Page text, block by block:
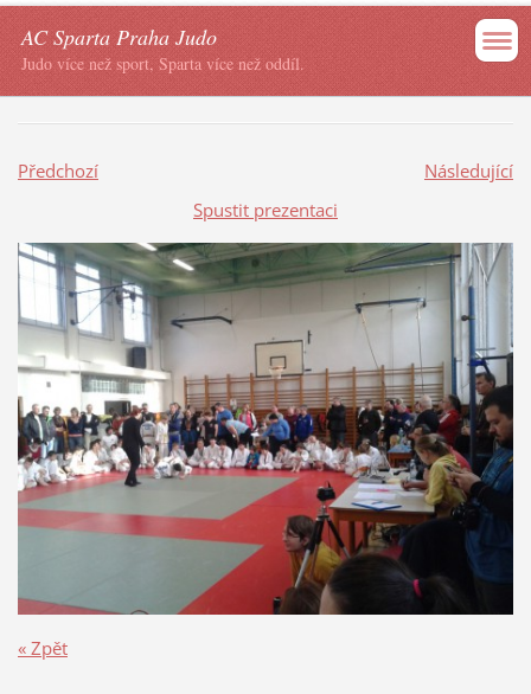
AC Sparta Praha Judo
Judo více než sport, Sparta více než oddíl.
Předchozí
Následující
Spustit prezentaci
« Zpět